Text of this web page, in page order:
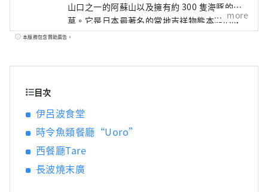
山口之一的阿蘇山以及擁有約 300 隻海豚的天
草。它是日本最著名的當地吉祥物熊本熊的故
鄉，您會很高興在城市的某個地方見到熊本
more
本服務包含贊助廣告。
目次
伊呂波食堂
時令魚類餐廳“Uoro”
西餐廳Tare
長波燒末廣